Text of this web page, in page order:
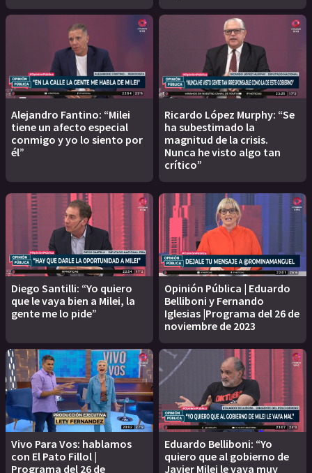
Alejandro Fantino: “Milei
tiene un afecto especial
conmigo y yo lo siento por
él”
Ricardo López Murphy: “Se
ha subestimado la
magnitud de la crisis.
Nunca he visto algo tan
crítico”
Diego Santilli: “Yo quiero
que le vaya bien a Milei, la
gente me lo pide”
Opinión Pública | Eduardo
Belliboni y Fernando
Iglesias |Programa del 26 de
noviembre de 2023
Vivo Para Vos: hablamos
con El Pato Fillol |
Programa del 26 de
Eduardo Belliboni: “Yo
quiero que al gobierno de
Javier Milei le vaya muy